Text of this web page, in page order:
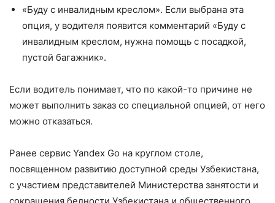
«Буду с инвалидным креслом». Если выбрана эта
опция, у водителя появится комментарий «Буду с
инвалидным креслом, нужна помощь с посадкой,
пустой багажник».
Если водитель понимает, что по какой-то причине не
может выполнить заказ со специальной опцией, от него
можно отказаться.
Ранее сервис Yandex Go на круглом столе,
посвященном развитию доступной среды Узбекистана,
с участием представителей Министерства занятости и